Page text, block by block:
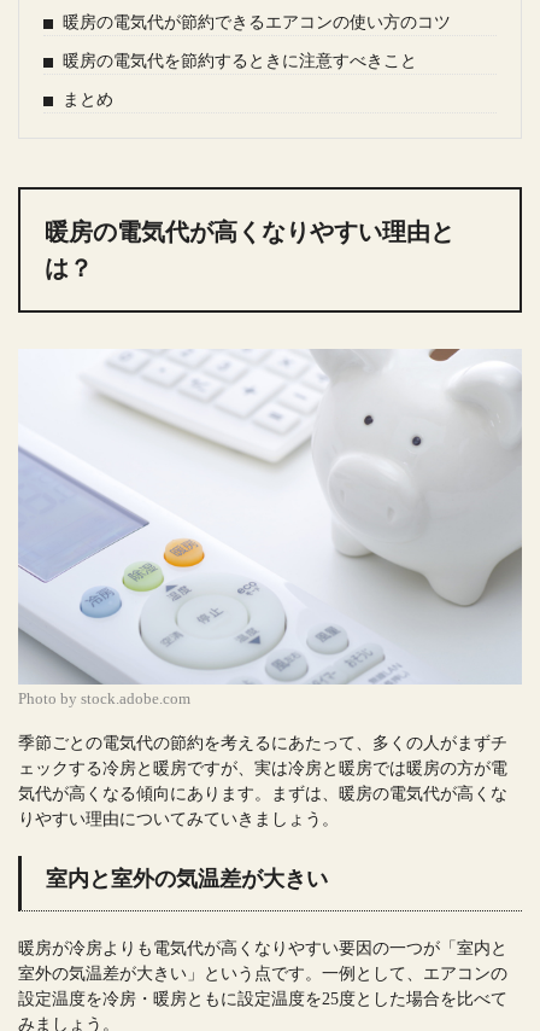
暖房の電気代が節約できるエアコンの使い方のコツ
暖房の電気代を節約するときに注意すべきこと
まとめ
暖房の電気代が高くなりやすい理由と
は？
Photo by stock.adobe.com
季節ごとの電気代の節約を考えるにあたって、多くの人がまずチ
ェックする冷房と暖房ですが、実は冷房と暖房では暖房の方が電
気代が高くなる傾向にあります。まずは、暖房の電気代が高くな
りやすい理由についてみていきましょう。
室内と室外の気温差が大きい
暖房が冷房よりも電気代が高くなりやすい要因の一つが「室内と
室外の気温差が大きい」という点です。一例として、エアコンの
設定温度を冷房・暖房ともに設定温度を25度とした場合を比べて
みましょう。